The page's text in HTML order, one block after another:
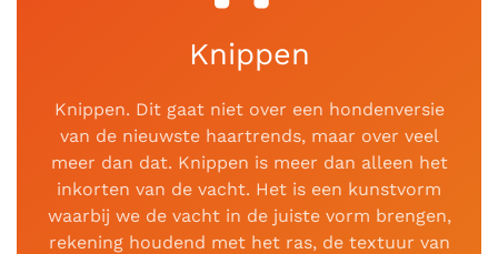
Knippen
Knippen. Dit gaat niet over een hondenversie
van de nieuwste haartrends, maar over veel
meer dan dat. Knippen is meer dan alleen het
inkorten van de vacht. Het is een kunstvorm
waarbij we de vacht in de juiste vorm brengen,
rekening houdend met het ras, de textuur van